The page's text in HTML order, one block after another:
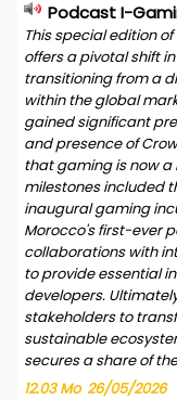
Podcast I-
This special edition
offers a pivotal shift
transitioning from a
within the global
gained significant
and presence of
that gaming is now a
milestones included
inaugural gaming
Morocco's first-ever
collaborations with
to provide essential
developers.
stakeholders to
sustainable
secures a share of
12.03 Mo 26/05/2026